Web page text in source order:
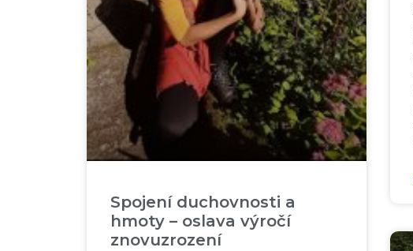
Spojení duchovnosti a
hmoty – oslava výročí
znovuzrození